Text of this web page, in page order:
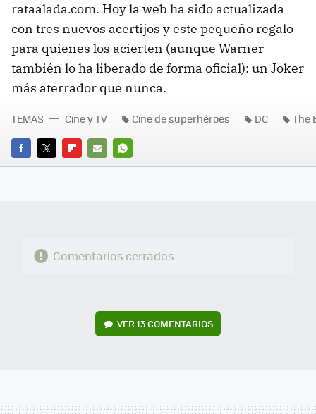
rataalada.com. Hoy la web ha sido actualizada
con tres nuevos acertijos y este pequeño regalo
para quienes los acierten (aunque Warner
también lo ha liberado de forma oficial): un Joker
más aterrador que nunca.
FACEBOOK
TWITTERFLIPBOARD
E-
WHATSAPP
TEMAS Cine y TV Cine de superhéroes DC The
Comentarios cerrados
VER13 COMENTARIOS